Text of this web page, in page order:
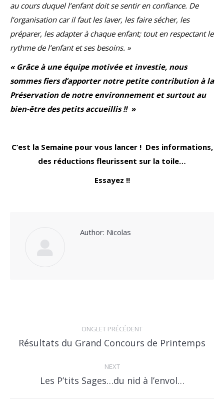
au cours duquel l’enfant doit se sentir en confiance. De
l’organisation car il faut les laver, les faire sécher, les
préparer, les adapter à chaque enfant; tout en respectant le
rythme de l’enfant et ses besoins. »
« Grâce à une équipe motivée et investie, nous
sommes fiers d’apporter notre petite contribution à la
Préservation de notre environnement et surtout au
bien-être des petits accueillis !! »
C’est la Semaine pour vous lancer ! Des informations,
des réductions fleurissent sur la toile…
Essayez !!
Author: Nicolas
NAVIGATIONONGLET PRÉCÉDENT
Previous
Résultats du Grand Concours de Printemps
NEXT
Next
Les P’tits Sages…du nid à l’envol…